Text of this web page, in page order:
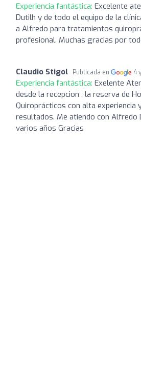
Experiencia fantástica: Excelente
Dutilh y de todo el equipo de la
a Alfredo para tratamientos
profesional. Muchas gracias por
Claudio Stigol Publicada en 4
Experiencia fantástica: Exelente
desde la recepcion , la reserva de
Quiroprácticos con alta
resultados. Me atiendo con Alfredo
varios años Gracias